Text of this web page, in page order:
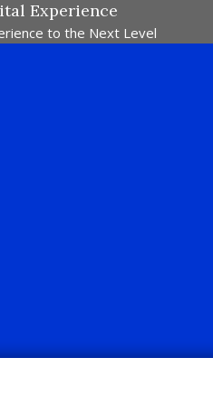
Experience
to the Next Level
Pick Your Passion !!